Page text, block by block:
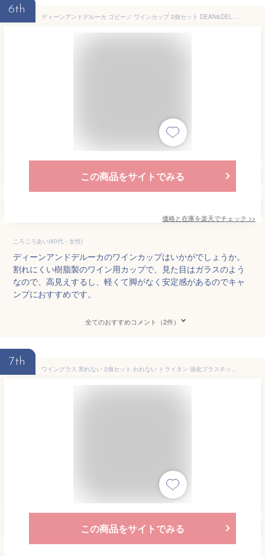
6th
ディーンアンドデルーカ ゴビーノ ワインカップ 2個セット DEAN&DELUCAプラスチック 割れない 軽い 持ち運べる グラス おしゃれ 食器 ペア 実用 ギフト パーティー 母の日
この商品をサイトでみる
価格と在庫を楽天でチェック >>
ころころあい(40代・女性)
ディーンアンドデルーカのワインカップはいかがでしょうか。
割れにくい樹脂製のワイン用カップで、見た目はガラスのよう
なので、高見えするし、軽くて脚がなく安定感があるのでキャ
ンプにおすすめです。
全てのおすすめコメント（2件）
7th
ワイングラス 割れない 2個セット われない トライタン 強化プラスチック アウトドア クリア 軽量 キャンプ 耐熱グラス
この商品をサイトでみる